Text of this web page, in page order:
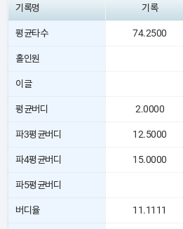
기록명 기록
평균타수 74.2500
홀인원
이글
평균버디 2.0000
파3평균버디 12.5000
파4평균버디 15.0000
파5평균버디
버디율 11.1111